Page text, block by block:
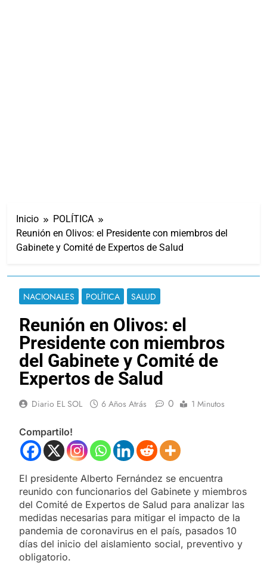
Inicio
POLÍTICA
Reunión en Olivos: el Presidente con miembros del
Gabinete y Comité de Expertos de Salud
NACIONALES POLÍTICA SALUD
Reunión en Olivos: el
Presidente con miembros
del Gabinete y Comité de
Expertos de Salud
Diario EL SOL 6 Años Atrás 0 1 Minutos
Compartilo!
El presidente Alberto Fernández se encuentra
reunido con funcionarios del Gabinete y miembros
del Comité de Expertos de Salud para analizar las
medidas necesarias para mitigar el impacto de la
pandemia de coronavirus en el país, pasados 10
días del inicio del aislamiento social, preventivo y
obligatorio.